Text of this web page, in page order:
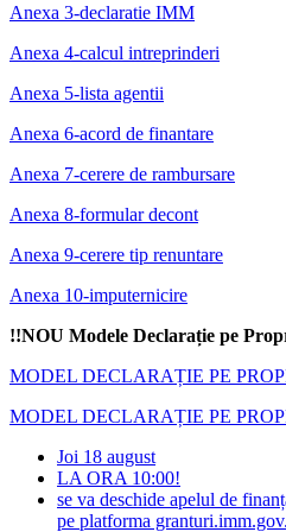
Anexa 3-declaratie IMM
Anexa 4-calcul intreprinderi
Anexa 5-lista agentii
Anexa 6-acord de finantare
Anexa 7-cerere de rambursare
Anexa 8-formular decont
Anexa 9-cerere tip renuntare
Anexa 10-imputernicire
!!NOU Modele Declarație pe
MODEL DECLARAȚIE PE
MODEL DECLARAȚIE PE
Joi 18 august
LA ORA 10:00!
se va deschide apelul de
pe platforma